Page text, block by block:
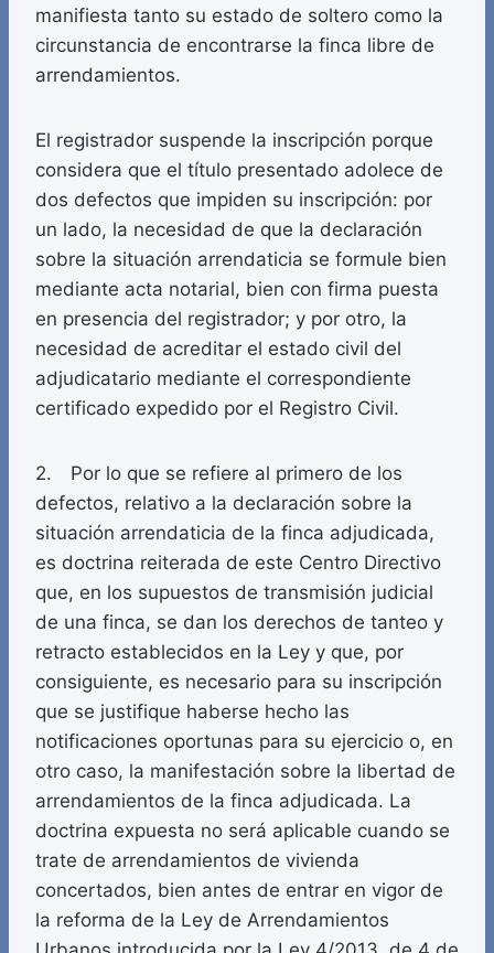
manifiesta tanto su estado de soltero como la
circunstancia de encontrarse la finca libre de
arrendamientos.
El registrador suspende la inscripción porque
considera que el título presentado adolece de
dos defectos que impiden su inscripción: por
un lado, la necesidad de que la declaración
sobre la situación arrendaticia se formule bien
mediante acta notarial, bien con firma puesta
en presencia del registrador; y por otro, la
necesidad de acreditar el estado civil del
adjudicatario mediante el correspondiente
certificado expedido por el Registro Civil.
2. Por lo que se refiere al primero de los
defectos, relativo a la declaración sobre la
situación arrendaticia de la finca adjudicada,
es doctrina reiterada de este Centro Directivo
que, en los supuestos de transmisión judicial
de una finca, se dan los derechos de tanteo y
retracto establecidos en la Ley y que, por
consiguiente, es necesario para su inscripción
que se justifique haberse hecho las
notificaciones oportunas para su ejercicio o, en
otro caso, la manifestación sobre la libertad de
arrendamientos de la finca adjudicada. La
doctrina expuesta no será aplicable cuando se
trate de arrendamientos de vivienda
concertados, bien antes de entrar en vigor de
la reforma de la Ley de Arrendamientos